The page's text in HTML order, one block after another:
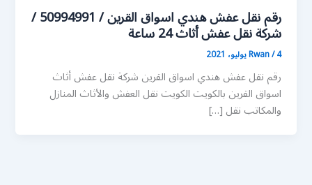
رقم نقل عفش هندي اسواق القرين / 50994991 /
شركة نقل عفش أثاث 24 ساعة
Rwan/4 يوليو، 2021
رقم نقل عفش هندي اسواق القرين شركة نقل عفش أثاث
اسواق القرين بالكويت الكويت نقل العفش والأثاث المنازل
والمكاتب نقل […]